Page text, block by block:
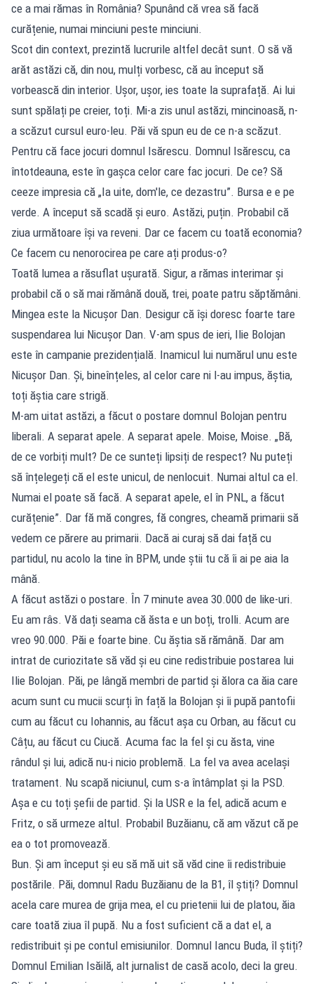
ce a mai rămas în România? Spunând că vrea să facă
curățenie, numai minciuni peste minciuni.
Scot din context, prezintă lucrurile altfel decât sunt. O să vă
arăt astăzi că, din nou, mulți vorbesc, că au început să
vorbească din interior. Ușor, ușor, ies toate la suprafață. Ai lui
sunt spălați pe creier, toți. Mi-a zis unul astăzi, mincinoasă, n-
a scăzut cursul euro-leu. Păi vă spun eu de ce n-a scăzut.
Pentru că face jocuri domnul Isărescu. Domnul Isărescu, ca
întotdeauna, este în gașca celor care fac jocuri. De ce? Să
ceeze impresia că „Ia uite, dom'le, ce dezastru”. Bursa e e pe
verde. A început să scadă și euro. Astăzi, puțin. Probabil că
ziua următoare își va reveni. Dar ce facem cu toată economia?
Ce facem cu nenorocirea pe care ați produs-o?
Toată lumea a răsuflat ușurată. Sigur, a rămas interimar și
probabil că o să mai rămână două, trei, poate patru săptămâni.
Mingea este la Nicușor Dan. Desigur că își doresc foarte tare
suspendarea lui Nicușor Dan. V-am spus de ieri, Ilie Bolojan
este în campanie prezidențială. Inamicul lui numărul unu este
Nicușor Dan. Și, bineînțeles, al celor care ni l-au impus, ăștia,
toți ăștia care strigă.
M-am uitat astăzi, a făcut o postare domnul Bolojan pentru
liberali. A separat apele. A separat apele. Moise, Moise. „Bă,
de ce vorbiți mult? De ce sunteți lipsiți de respect? Nu puteți
să înțelegeți că el este unicul, de nenlocuit. Numai altul ca el.
Numai el poate să facă. A separat apele, el în PNL, a făcut
curățenie”. Dar fă mă congres, fă congres, cheamă primarii să
vedem ce părere au primarii. Dacă ai curaj să dai față cu
partidul, nu acolo la tine în BPM, unde știi tu că îi ai pe aia la
mână.
A făcut astăzi o postare. În 7 minute avea 30.000 de like-uri.
Eu am râs. Vă dați seama că ăsta e un boți, trolli. Acum are
vreo 90.000. Păi e foarte bine. Cu ăștia să rămână. Dar am
intrat de curiozitate să văd și eu cine redistribuie postarea lui
Ilie Bolojan. Păi, pe lângă membri de partid și ălora ca ăia care
acum sunt cu mucii scurți în față la Bolojan și îi pupă pantofii
cum au făcut cu Iohannis, au făcut așa cu Orban, au făcut cu
Câțu, au făcut cu Ciucă. Acuma fac la fel și cu ăsta, vine
rândul și lui, adică nu-i nicio problemă. La fel va avea același
tratament. Nu scapă niciunul, cum s-a întâmplat și la PSD.
Așa e cu toți șefii de partid. Și la USR e la fel, adică acum e
Fritz, o să urmeze altul. Probabil Buzăianu, că am văzut că pe
ea o tot promovează.
Bun. Și am început și eu să mă uit să văd cine îi redistribuie
postările. Păi, domnul Radu Buzăianu de la B1, îl știți? Domnul
acela care murea de grija mea, el cu prietenii lui de platou, ăia
care toată ziua îl pupă. Nu a fost suficient că a dat el, a
redistribuit și pe contul emisiunilor. Domnul Iancu Buda, îl știți?
Domnul Emilian Isăilă, alt jurnalist de casă acolo, deci la greu.